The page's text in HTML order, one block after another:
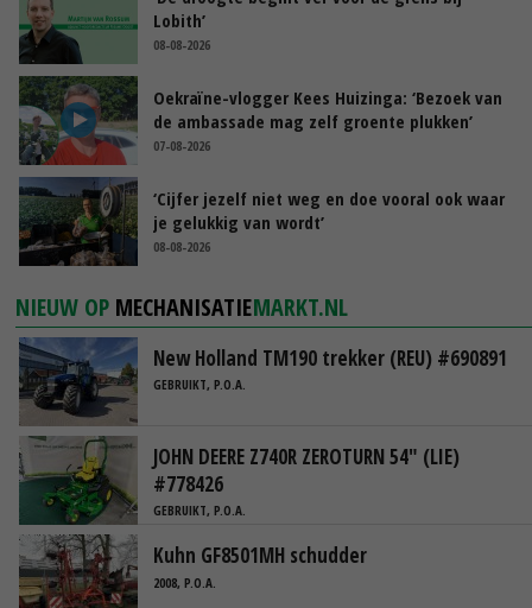
Lobith’
08-08-2026
Oekraïne-vlogger Kees Huizinga: ‘Bezoek van
de ambassade mag zelf groente plukken’
07-08-2026
‘Cijfer jezelf niet weg en doe vooral ook waar
je gelukkig van wordt’
08-08-2026
NIEUW OP MECHANISATIEMARKT.NL
New Holland TM190 trekker (REU) #690891
GEBRUIKT, P.O.A.
JOHN DEERE Z740R ZEROTURN 54" (LIE)
#778426
GEBRUIKT, P.O.A.
Kuhn GF8501MH schudder
2008, P.O.A.